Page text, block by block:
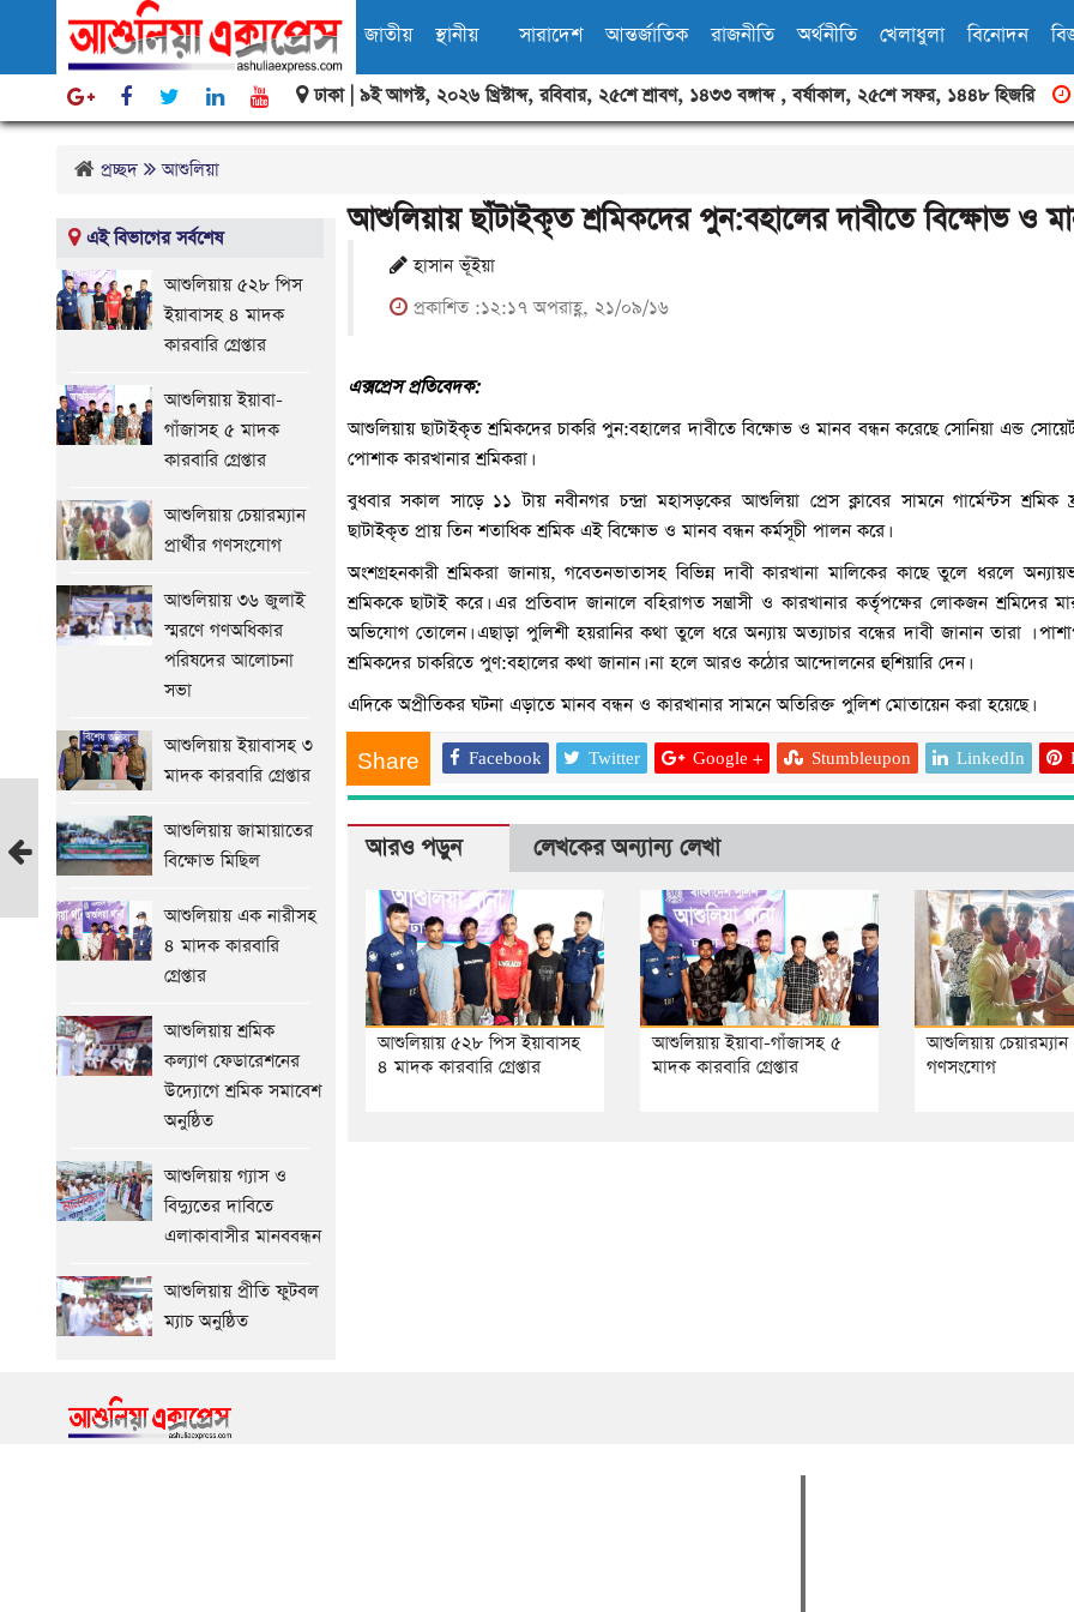
জাতীয় স্থানীয় সারাদেশ আন্তর্জাতিক রাজনীতি অর্থনীতি খেলাধুলা বিনোদন
বিবিধ
ঢাকা | ৯ই আগস্ট, ২০২৬ খ্রিস্টাব্দ,রবিবার, ২৫শে শ্রাবণ, ১৪৩৩ বঙ্গাব্দ,বর্ষাকাল, ২৫শে সফর, ১৪৪৮ হিজরি
ইয়াবাসহ
মাদক
আটক;
প্রাইভেটকার
আগের
সংবাদ
প্রচ্ছদ আশুলিয়া
আশুলিয়ায় ছাঁটাইকৃত শ্রমিকদের পুন:বহালের দাবীতে বিক্ষোভ ও
হাসান ভূঁইয়া
প্রকাশিত :১২:১৭ অপরাহ্ণ, ২১/০৯/১৬
এক্সপ্রেস প্রতিবেদক:
আশুলিয়ায় ছাটাইকৃত শ্রমিকদের চাকরি পুন:বহালের দাবীতে বিক্ষোভ ও মানব বন্ধন করেছে সোনিয়া এন্ড
পোশাক কারখানার শ্রমিকরা।
বুধবার সকাল সাড়ে ১১ টায় নবীনগর চন্দ্রা মহাসড়কের আশুলিয়া প্রেস ক্লাবের সামনে গার্মেন্টস শ্রমিক
ছাটাইকৃত প্রায় তিন শতাধিক শ্রমিক এই বিক্ষোভ ও মানব বন্ধন কর্মসূচী পালন করে।
অংশগ্রহনকারী শ্রমিকরা জানায়, গবেতনভাতাসহ বিভিন্ন দাবী কারখানা মালিকের কাছে তুলে ধরলে
শ্রমিককে ছাটাই করে। এর প্রতিবাদ জানালে বহিরাগত সন্ত্রাসী ও কারখানার কর্তৃপক্ষের লোকজন শ্রমিদের
অভিযোগ তোলেন। এছাড়া পুলিশী হয়রানির কথা তুলে ধরে অন্যায় অত্যাচার বন্ধের দাবী জানান তারা ।
শ্রমিকদের চাকরিতে পুণ:বহালের কথা জানান। না হলে আরও কঠোর আন্দোলনের হুশিয়ারি দেন।
এদিকে অপ্রীতিকর ঘটনা এড়াতে মানব বন্ধন ও কারখানার সামনে অতিরিক্ত পুলিশ মোতায়েন করা হয়েছে।
Share Facebook Twitter Google + Stumbleupon LinkedIn
আরও পড়ুন লেখকের অন্যান্য লেখা
আশুলিয়ায় ৫২৮ পিস ইয়াবাসহ
৪ মাদক কারবারি গ্রেপ্তার
আশুলিয়ায় ইয়াবা-গাঁজাসহ ৫
মাদক কারবারি গ্রেপ্তার
আশুলিয়ায় চেয়ারম্যান
গণসংযোগ
এই বিভাগের সর্বশেষ
আশুলিয়ায় ৫২৮ পিস
ইয়াবাসহ ৪ মাদক
কারবারি গ্রেপ্তার
আশুলিয়ায় ইয়াবা-
গাঁজাসহ ৫ মাদক
কারবারি গ্রেপ্তার
আশুলিয়ায় চেয়ারম্যান
প্রার্থীর গণসংযোগ
আশুলিয়ায় ৩৬ জুলাই
স্মরণে গণঅধিকার
পরিষদের আলোচনা
সভা
আশুলিয়ায় ইয়াবাসহ ৩
মাদক কারবারি গ্রেপ্তার
আশুলিয়ায় জামায়াতের
বিক্ষোভ মিছিল
আশুলিয়ায় এক নারীসহ
৪ মাদক কারবারি
গ্রেপ্তার
আশুলিয়ায় শ্রমিক
কল্যাণ ফেডারেশনের
উদ্যোগে শ্রমিক সমাবেশ
অনুষ্ঠিত
আশুলিয়ায় গ্যাস ও
বিদ্যুতের দাবিতে
এলাকাবাসীর মানববন্ধন
আশুলিয়ায় প্রীতি ফুটবল
ম্যাচ অনুষ্ঠিত
আত্মসাৎ করে ভারতে